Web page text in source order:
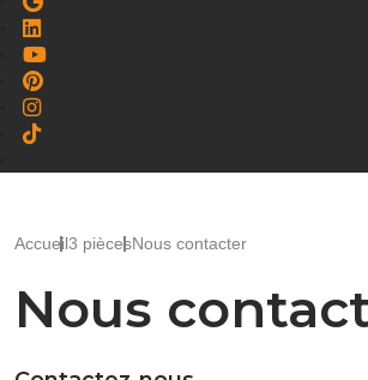
Accueil3 piècesNous contacter
Nous